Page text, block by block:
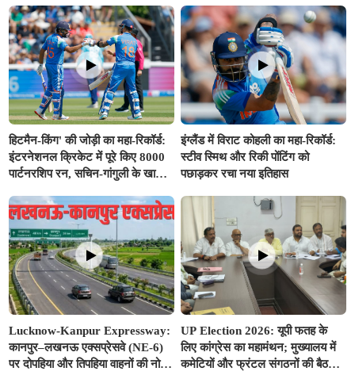
हिटमैन-किंग' की जोड़ी का महा-रिकॉर्ड:
इंटरनेशनल क्रिकेट में पूरे किए 8000
पार्टनरशिप रन, सचिन-गांगुली के खास
इंग्लैंड में विराट कोहली का महा-रिकॉर्ड:
स्टीव स्मिथ और रिकी पोंटिंग को
पछाड़कर रचा नया इतिहास
Lucknow-Kanpur Expressway:
कानपुर–लखनऊ एक्सप्रेसवे (NE-6)
पर दोपहिया और तिपहिया वाहनों की नो-
UP Election 2026: यूपी फतह के
लिए कांग्रेस का महामंथन; मुख्यालय में
कमेटियों और फ्रंटल संगठनों की बैठक,